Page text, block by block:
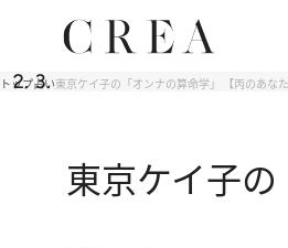
トップ占い東京ケイ子の「オンナの算命学」 【丙のあな
東京ケイ子